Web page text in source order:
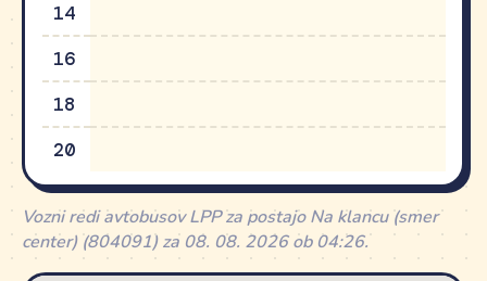
14
16
18
20
Vozni redi avtobusov LPP za postajo Na klancu (smer
center) (804091) za 08. 08. 2026 ob 04:26.